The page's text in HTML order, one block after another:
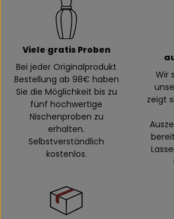
Viele gratis Proben
Bei jeder Originalprodukt
Bestellung ab 98€ haben
Sie die Möglichkeit bis zu
fünf hochwertige
Nischenproben zu
erhalten.
Selbstverständlich
kostenlos.
Wir
zeigt